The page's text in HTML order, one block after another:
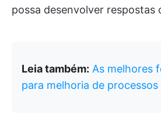
possa desenvolver respostas
Leia também: As melhores
para melhoria de processos